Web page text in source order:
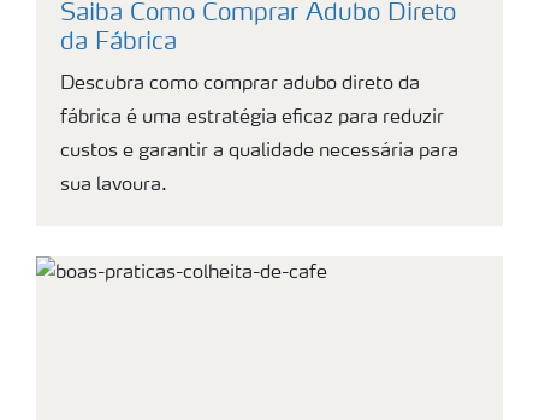
Saiba Como Comprar Adubo Direto
da Fábrica
Descubra como comprar adubo direto da
fábrica é uma estratégia eficaz para reduzir
custos e garantir a qualidade necessária para
sua lavoura.